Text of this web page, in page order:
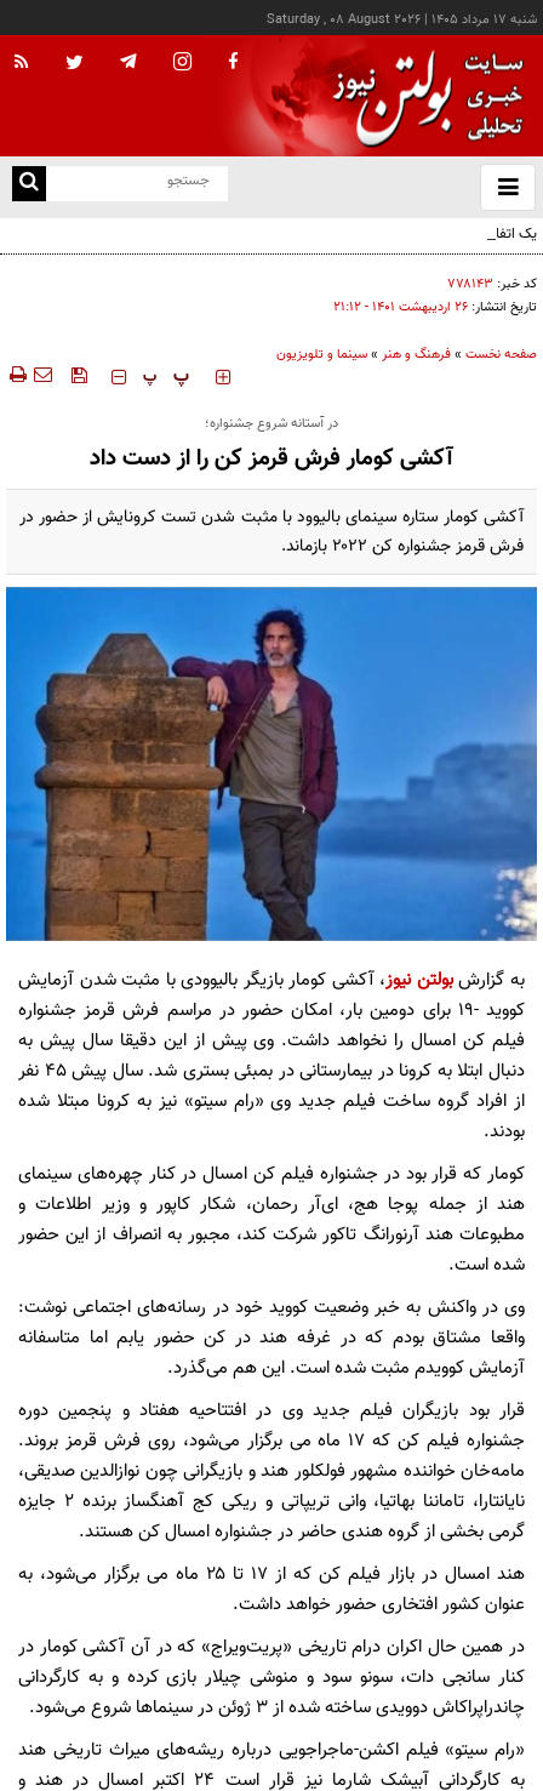
شنبه ۱۷ مرداد ۱۴۰۵ |
Saturday , 08 August 2026
باز
و
یک اتفاق عجیب در «لوور»
کد خبر: ۷۷۸۱۴۳
تاریخ انتشار: ۲۶ ارديبهشت ۱۴۰۱ - ۲۱:۱۲
صفحه نخست »فرهنگ و هنر »سینما و تلویزیون
‍‍‍ پ پ
در آستانه شروع جشنواره؛
آکشی کومار فرش قرمز کن را از دست داد
آکشی کومار ستاره سینمای بالیوود با مثبت شدن تست کرونایش از حضور در
فرش قرمز جشنواره کن ۲۰۲۲ بازماند.
به گزارشبولتن نیوز، آکشی کومار بازیگر بالیوودی با مثبت شدن آزمایش
کووید -۱۹ برای دومین بار، امکان حضور در مراسم فرش قرمز جشنواره
فیلم کن امسال را نخواهد داشت. وی پیش از این دقیقا سال پیش به
دنبال ابتلا به کرونا در بیمارستانی در بمبئی بستری شد. سال پیش ۴۵ نفر
از افراد گروه ساخت فیلم جدید وی «رام سیتو» نیز به کرونا مبتلا شده
بودند.
کومار که قرار بود در جشنواره فیلم کن امسال در کنار چهره‌های سینمای
هند از جمله پوجا هج، ای‌آر رحمان، شکار کاپور و وزیر اطلاعات و
مطبوعات هند آرنورانگ تاکور شرکت کند، مجبور به انصراف از این حضور
شده است.
وی در واکنش به خبر وضعیت کووید خود در رسانه‌های اجتماعی نوشت:
واقعا مشتاق بودم که در غرفه هند در کن حضور یابم اما متاسفانه
آزمایش کوویدم مثبت شده است. این هم می‌گذرد.
قرار بود بازیگران فیلم جدید وی در افتتاحیه هفتاد و پنجمین دوره
جشنواره فیلم کن که ۱۷ ماه می برگزار می‌شود، روی فرش قرمز بروند.
مامه‌خان خواننده مشهور فولکلور هند و بازیگرانی چون نوازالدین صدیقی،
نایانتارا، تاماننا بهاتیا، وانی تریپاتی و ریکی کج آهنگساز برنده ۲ جایزه
گرمی بخشی از گروه هندی حاضر در جشنواره امسال کن هستند.
هند امسال در بازار فیلم کن که از ۱۷ تا ۲۵ ماه می برگزار می‌شود، به
عنوان کشور افتخاری حضور خواهد داشت.
در همین حال اکران درام تاریخی «پریت‌ویراج» که در آن آکشی کومار در
کنار سانجی دات، سونو سود و منوشی چیلار بازی کرده و به کارگردانی
چاندراپراکاش دوویدی ساخته شده از ۳ ژوئن در سینماها شروع می‌شود.
«رام سیتو» فیلم اکشن-ماجراجویی درباره ریشه‌های میراث تاریخی هند
به کارگردانی آبیشک شارما نیز قرار است ۲۴ اکتبر امسال در هند و